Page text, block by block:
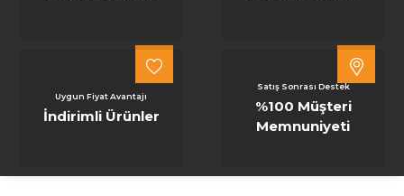
Uygun Fiyat Avantajı
İndirimli Ürünler
Satış Sonrası Destek
%100 Müşteri
Memnuniyeti